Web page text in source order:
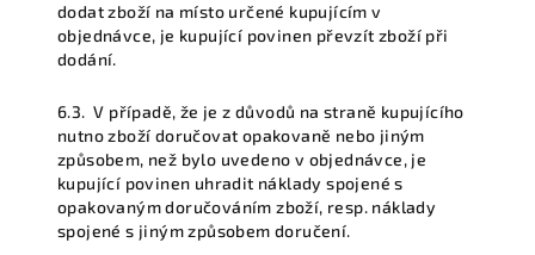
dodat zboží na místo určené kupujícím v
objednávce, je kupující povinen převzít zboží při
dodání.
6.3.V případě, že je z důvodů na straně kupujícího
nutno zboží doručovat opakovaně nebo jiným
způsobem, než bylo uvedeno v objednávce, je
kupující povinen uhradit náklady spojené s
opakovaným doručováním zboží, resp. náklady
spojené s jiným způsobem doručení.